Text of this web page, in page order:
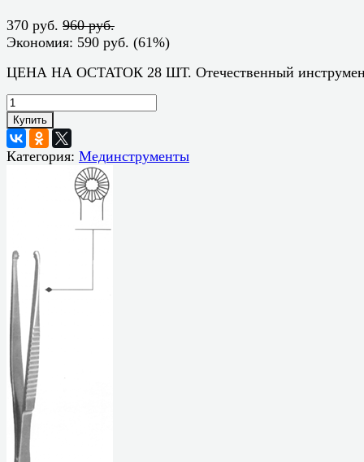
370 руб. 960 руб.
Экономия: 590 руб. (61%)
ЦЕНА НА ОСТАТОК 28 ШТ. Отечественный
Купить
Категория: Мединструменты